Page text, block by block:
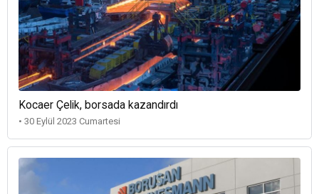
Kocaer Çelik, borsada kazandırdı
• 30 Eylül 2023 Cumartesi